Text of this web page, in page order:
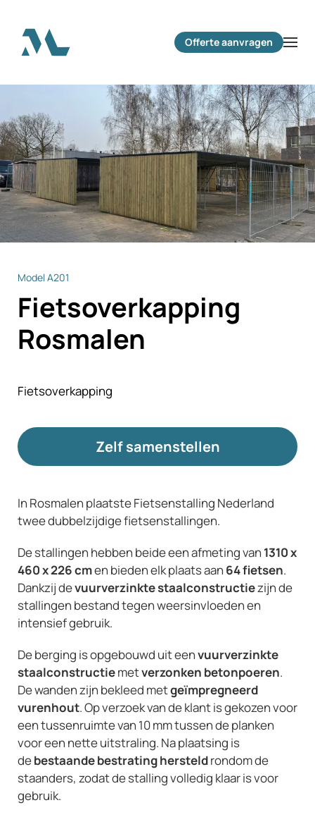
Terug naar hoofdinhoud Offerte aanvragen
Model A201
Fietsoverkapping
Rosmalen
Fietsoverkapping
Zelf samenstellen
In Rosmalen plaatste Fietsenstalling Nederland
twee dubbelzijdige fietsenstallingen.
De stallingen hebben beide een afmeting van 1310 x
460 x 226 cmen bieden elk plaats aan 64 fietsen.
Dankzij devuurverzinkte staalconstructiezijn de
stallingen bestand tegen weersinvloeden en
intensief gebruik.
De berging is opgebouwd uit eenvuurverzinkte
staalconstructiemetverzonken betonpoeren.
De wanden zijn bekleed metgeïmpregneerd
vurenhout. Op verzoek van de klant is gekozen voor
een tussenruimte van 10 mm tussen de planken
voor een nette uitstraling. Na plaatsing is
debestaande bestrating hersteldrondom de
staanders, zodat de stalling volledig klaar is voor
gebruik.